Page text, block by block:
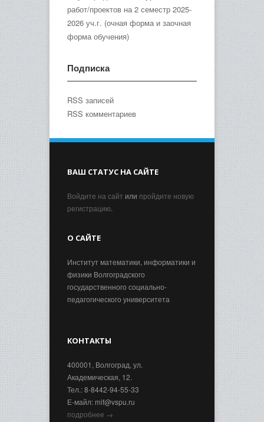
работ/проектов на 2 семестр 2025-
2026 уч.г. (очная форма и заочная
форма обучения)
Подписка
RSS записей
RSS комментариев
ВАШ СТАТУС НА САЙТЕ
Войдите на сайт или пройдите новую
регистрацию.
О САЙТЕ
Институт математики, информатики и
физики Волгоградского
государственного социально-
педагогического университета
КОНТАКТЫ
400001, Волгоград, ул.
Академическая, 12.
Тел.: 8-8442-94-55-33
Е-майл: mif@vspu.ru
подробнее →